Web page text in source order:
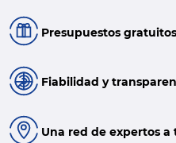
Presupuestos
Fiabilidad y
Una red de expertos a